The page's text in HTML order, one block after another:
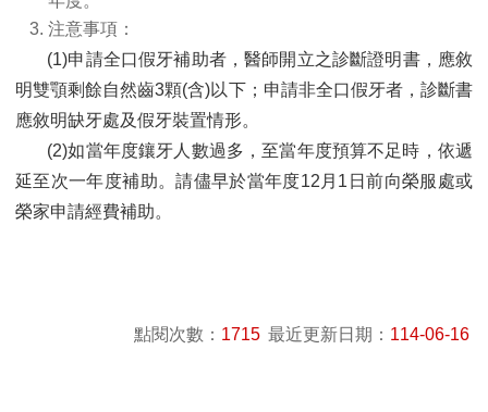
注意事項：
(1)申請全口假牙補助者，醫師開立之診斷證明書，應敘
明雙顎剩餘自然齒3顆(含)以下；申請非全口假牙者，診斷書
應敘明缺牙處及假牙裝置情形。
(2)如當年度鑲牙人數過多，至當年度預算不足時，依遞
延至次一年度補助。請儘早於當年度12月1日前向榮服處或
榮家申請經費補助。
點閱次數： 1715 最近更新日期： 114-06-16